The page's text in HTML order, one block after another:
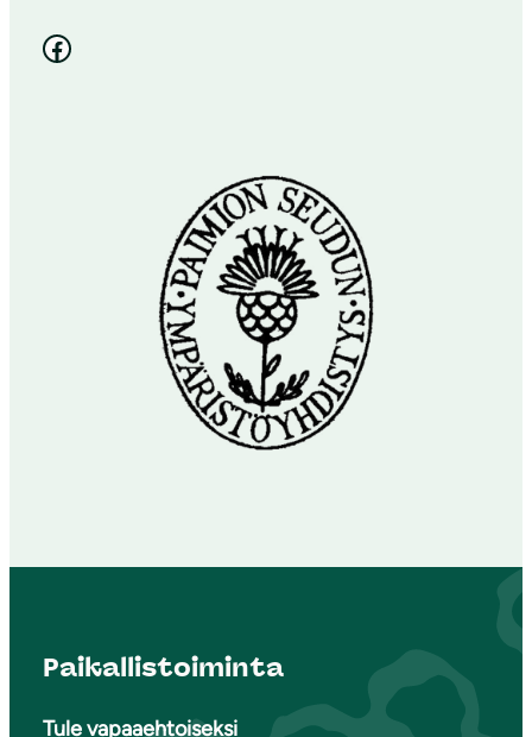
Facebook
Paikallistoiminta
Tule vapaaehtoiseksi